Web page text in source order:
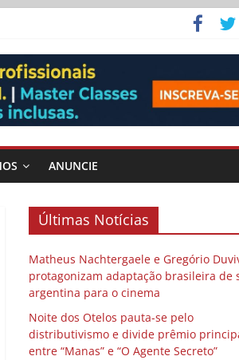
vida
ANUNCIE
Últimas Notícias
Matheus Nachtergaele e Gregório
protagonizam adaptação brasileira de
argentina para o cinema
Noite dos Otelos pauta-se pelo
distributivismo e divide prêmio
entre “Manas” e “O Agente Secreto”